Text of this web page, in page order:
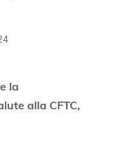
la
alla CFTC,